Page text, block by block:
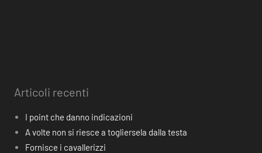
Articoli recenti
I point che danno indicazioni
A volte non si riesce a togliersela dalla testa
Fornisce i cavallerizzi